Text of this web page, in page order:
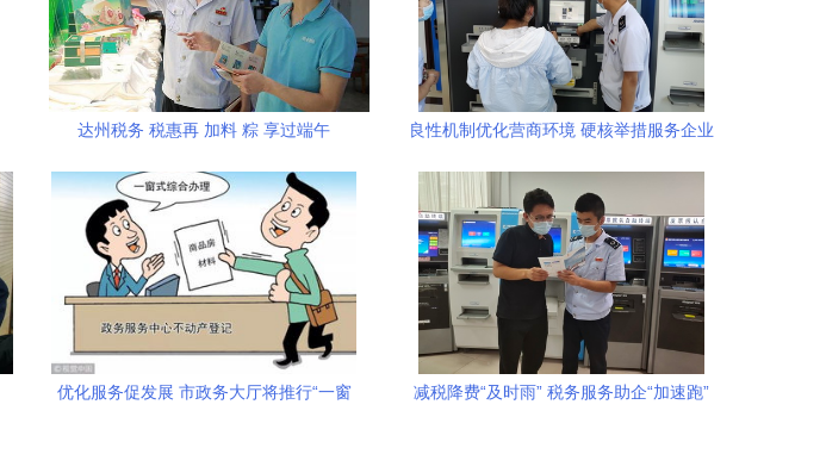
达州税务 税惠再 加料 粽 享过端午
良性机制优化营商环境 硬核举措服务企业
优化服务促发展 市政务大厅将推行“一窗
减税降费“及时雨” 税务服务助企“加速跑”